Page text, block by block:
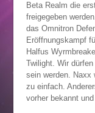
Beta Realm die
freigegeben
das Omnitron
Eröffnungskampf
Halfus
Twilight. Wir
sein werden. Naxx
zu einfach.
vorher bekannt